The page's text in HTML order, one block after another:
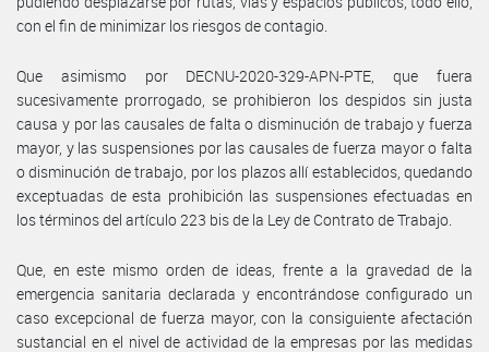
con el fin de minimizar los riesgos de contagio.
Que asimismo por DECNU-2020-329-APN-PTE, que fuera
sucesivamente prorrogado, se prohibieron los despidos sin justa
causa y por las causales de falta o disminución de trabajo y fuerza
mayor, y las suspensiones por las causales de fuerza mayor o falta
o disminución de trabajo, por los plazos allí establecidos, quedando
exceptuadas de esta prohibición las suspensiones efectuadas en
los términos del artículo 223 bis de la Ley de Contrato de Trabajo.
Que, en este mismo orden de ideas, frente a la gravedad de la
emergencia sanitaria declarada y encontrándose configurado un
caso excepcional de fuerza mayor, con la consiguiente afectación
sustancial en el nivel de actividad de la empresas por las medidas